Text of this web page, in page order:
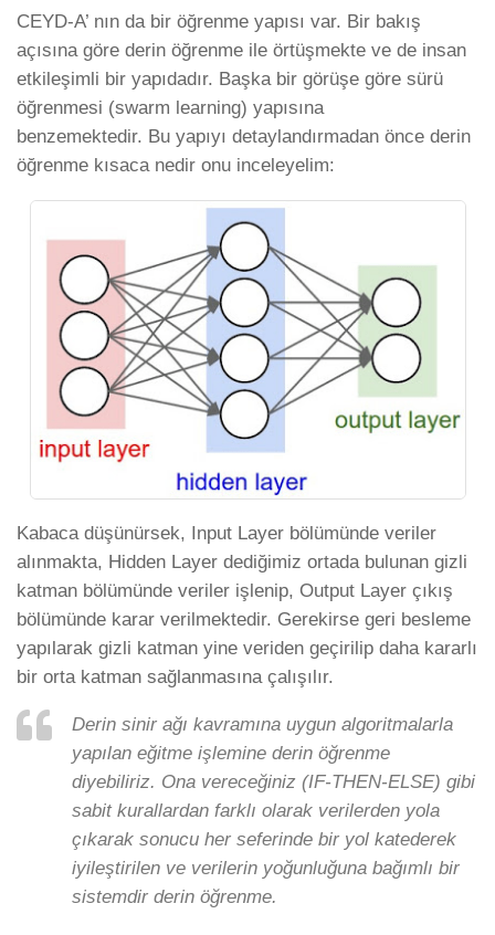
CEYD-A’ nın da bir öğrenme yapısı var. Bir bakış
açısına göre derin öğrenme ile örtüşmekte ve de insan
etkileşimli bir yapıdadır. Başka bir görüşe göre sürü
öğrenmesi (swarm learning) yapısına
benzemektedir. Bu yapıyı detaylandırmadan önce derin
öğrenme kısaca nedir onu inceleyelim:
Kabaca düşünürsek, Input Layer bölümünde veriler
alınmakta, Hidden Layer dediğimiz ortada bulunan gizli
katman bölümünde veriler işlenip, Output Layer çıkış
bölümünde karar verilmektedir. Gerekirse geri besleme
yapılarak gizli katman yine veriden geçirilip daha kararlı
bir orta katman sağlanmasına çalışılır.
Derin sinir ağı kavramına uygun algoritmalarla
yapılan eğitme işlemine derin öğrenme
diyebiliriz. Ona vereceğiniz (IF-THEN-ELSE) gibi
sabit kurallardan farklı olarak verilerden yola
çıkarak sonucu her seferinde bir yol katederek
iyileştirilen ve verilerin yoğunluğuna bağımlı bir
sistemdir derin öğrenme.